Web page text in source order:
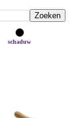
schaduw